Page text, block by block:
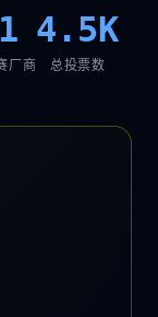
1
厂商
4.5K
总投票数